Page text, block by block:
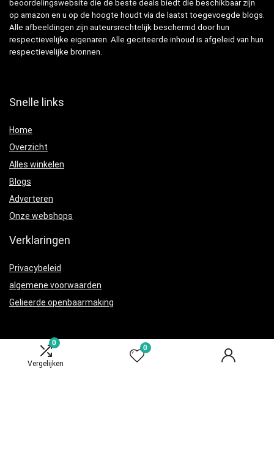
0
Vergelijken
0
beoordelingswebsite die de beste deals biedt die beschikbaar zijn
op amazon en u op de hoogte houdt via de laatst toegevoegde blogs.
Alle afbeeldingen zijn auteursrechtelijk beschermd door hun
respectievelijke eigenaren. Alle geciteerde inhoud is afgeleid van hun
respectievelijke bronnen.
Snelle links
Home
Overzicht
Alles winkelen
Blogs
Adverteren
Onze webshops
Verklaringen
Privacybeleid
algemene voorwaarden
Gelieerde openbaarmaking
Productcategorieën